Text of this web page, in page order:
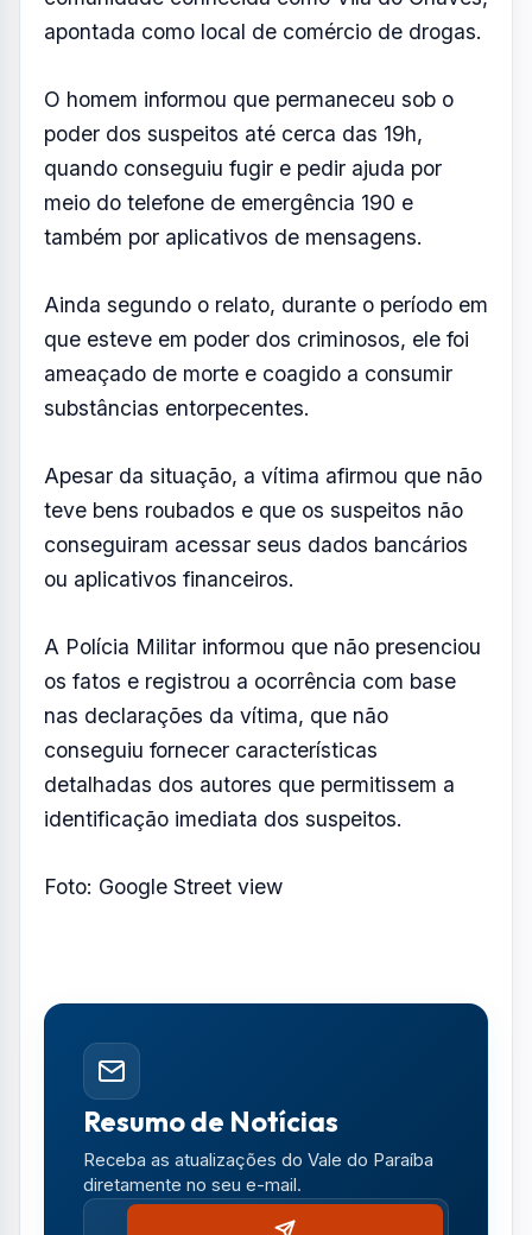
substâncias entorpecentes.
Apesar da situação, a vítima afirmou que não
teve bens roubados e que os suspeitos não
conseguiram acessar seus dados bancários
ou aplicativos financeiros.
os fatos e registrou a ocorrência com base
nas declarações da vítima, que não
conseguiu fornecer características
detalhadas dos autores que permitissem a
Foto: Google Street view
Resumo de Notícias
Receba as atualizações do Vale do Paraíba
diretamente no seu e-mail.
Notícias no WhatsApp
Receba alertas urgentes e plantões da sua
região direto no celular.
SEGUIR CANAL OFICIAL